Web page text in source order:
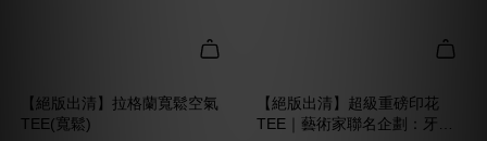
【絕版出清】拉格蘭寬鬆空氣
TEE(寬鬆)
【絕版出清】超級重磅印花
TEE｜藝術家聯名企劃：牙齒